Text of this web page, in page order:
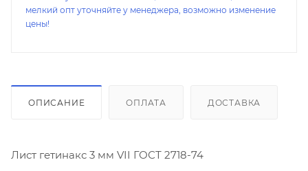
мелкий опт уточняйте у менеджера, возможно изменение
цены!
ОПИСАНИЕ ОПЛАТА ДОСТАВКА
Лист гетинакс 3 мм VII ГОСТ 2718-74